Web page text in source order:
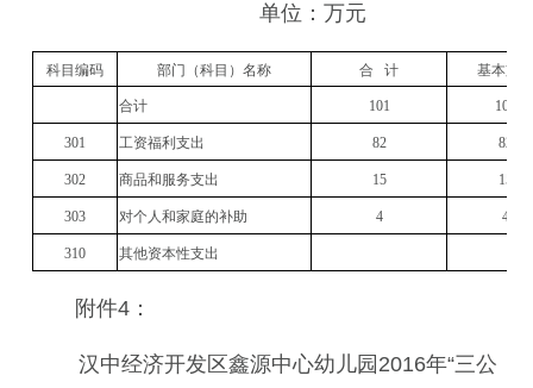
单位：万元
科目编码 部门（科目）名称 合 计 基本支出
合计 101 101
301 工资福利支出 82 82
302 商品和服务支出 15 15
303 对个人和家庭的补助 4 4
310 其他资本性支出
附件4：
汉中经济开发区鑫源中心幼儿园2016年“三公